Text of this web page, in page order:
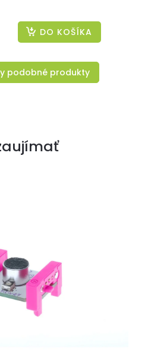
DO KOŠÍKA
podobné produkty